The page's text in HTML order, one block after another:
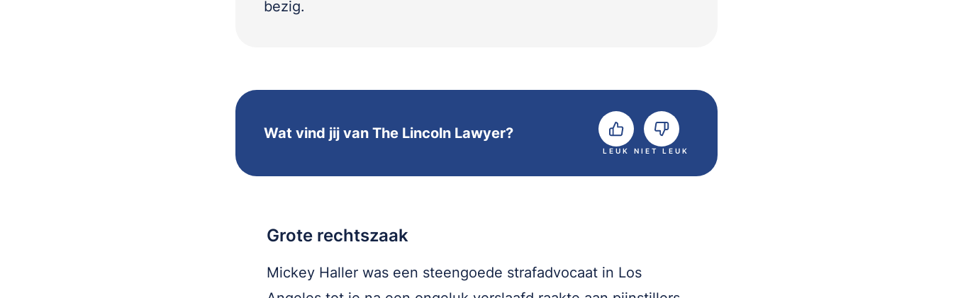
bezig.
Wat vind jij van The Lincoln Lawyer?
LEUK NIET LEUK
Grote rechtszaak
Mickey Haller was een steengoede strafadvocaat in Los